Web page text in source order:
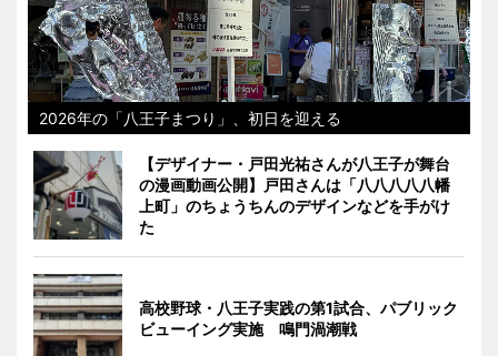
2026年の「八王子まつり」、初日を迎える
【デザイナー・戸田光祐さんが八王子が舞台
の漫画動画公開】戸田さんは「八八八八八幡
上町」のちょうちんのデザインなどを手がけ
た
高校野球・八王子実践の第1試合、パブリック
ビューイング実施 鳴門渦潮戦